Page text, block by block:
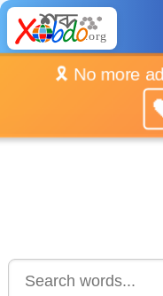
🎗️ No more